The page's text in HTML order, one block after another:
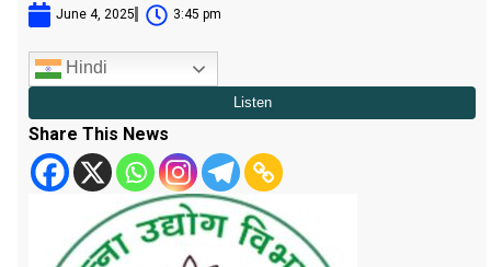
June 4, 2025 3:45 pm
Hindi
Share This News